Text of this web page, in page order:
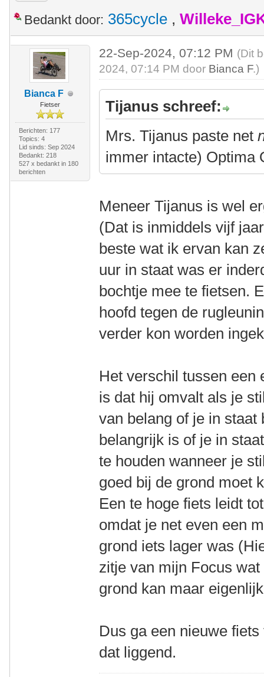
Bedankt door: 365cycle ,
Bianca F
Fietser
Berichten: 177
Topics: 4
Lid sinds: Sep 2024
Bedankt: 218
527 x bedankt in 180
berichten
22-Sep-2024, 07:12 PM (Dit
2024, 07:14 PM door Bianca F.)
Tijanus schreef:
Mrs. Tijanus paste net
immer intacte) Optima
Meneer Tijanus is wel
(Dat is inmiddels vijf
beste wat ik ervan kan
uur in staat was er
bochtje mee te fietsen.
hoofd tegen de
verder kon worden
Het verschil tussen een
is dat hij omvalt als je
van belang of je in staat
belangrijk is of je in
te houden wanneer je
goed bij de grond moet
Een te hoge fiets leidt
omdat je net even een
grond iets lager was
zitje van mijn Focus
grond kan maar
Dus ga een nieuwe
dat liggend.